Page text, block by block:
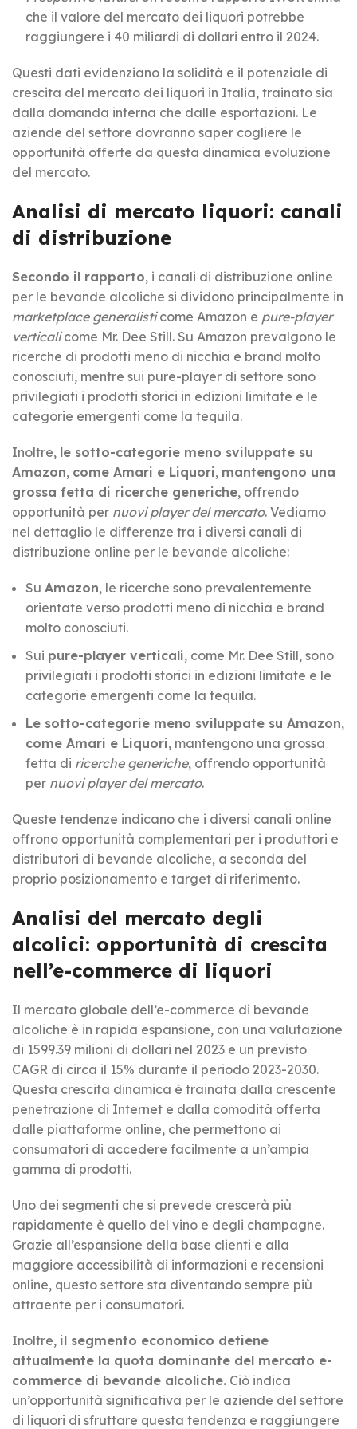
che il valore del mercato dei liquori potrebbe
raggiungere i 40 miliardi di dollari entro il 2024.
Questi dati evidenziano la solidità e il potenziale di
crescita del mercato dei liquori in Italia, trainato sia
dalla domanda interna che dalle esportazioni. Le
aziende del settore dovranno saper cogliere le
opportunità offerte da questa dinamica evoluzione
del mercato.
Analisi di mercato liquori: canali
di distribuzione
Secondo il rapporto, i canali di distribuzione online
per le bevande alcoliche si dividono principalmente in
marketplace generalisticome Amazon e pure-player
verticalicome Mr. Dee Still. Su Amazon prevalgono le
ricerche di prodotti meno di nicchia e brand molto
conosciuti, mentre sui pure-player di settore sono
privilegiati i prodotti storici in edizioni limitate e le
categorie emergenti come la tequila.
Inoltre, le sotto-categorie meno sviluppate su
Amazon, come Amari e Liquori, mantengono una
grossa fetta di ricerche generiche, offrendo
opportunità per nuovi player del mercato. Vediamo
nel dettaglio le differenze tra i diversi canali di
distribuzione online per le bevande alcoliche:
Su Amazon, le ricerche sono prevalentemente
orientate verso prodotti meno di nicchia e brand
molto conosciuti.
Sui pure-player verticali, come Mr. Dee Still, sono
privilegiati i prodotti storici in edizioni limitate e le
categorie emergenti come la tequila.
Le sotto-categorie meno sviluppate su Amazon,
come Amari e Liquori, mantengono una grossa
fetta di ricerche generiche, offrendo opportunità
per nuovi player del mercato.
Queste tendenze indicano che i diversi canali online
offrono opportunità complementari per i produttori e
distributori di bevande alcoliche, a seconda del
proprio posizionamento e target di riferimento.
Analisi del mercato degli
alcolici: opportunità di crescita
nell’e-commerce di liquori
Il mercato globale dell’e-commerce di bevande
alcoliche è in rapida espansione, con una valutazione
di 1599.39 milioni di dollari nel 2023 e un previsto
CAGR di circa il 15% durante il periodo 2023-2030.
Questa crescita dinamica è trainata dalla crescente
penetrazione di Internet e dalla comodità offerta
dalle piattaforme online, che permettono ai
consumatori di accedere facilmente a un’ampia
gamma di prodotti.
Uno dei segmenti che si prevede crescerà più
rapidamente è quello del vino e degli champagne.
Grazie all’espansione della base clienti e alla
maggiore accessibilità di informazioni e recensioni
online, questo settore sta diventando sempre più
attraente per i consumatori.
Inoltre, il segmento economico detiene
attualmente la quota dominante del mercato e-
commerce di bevande alcoliche. Ciò indica
un’opportunità significativa per le aziende del settore
di liquori di sfruttare questa tendenza e raggiungere